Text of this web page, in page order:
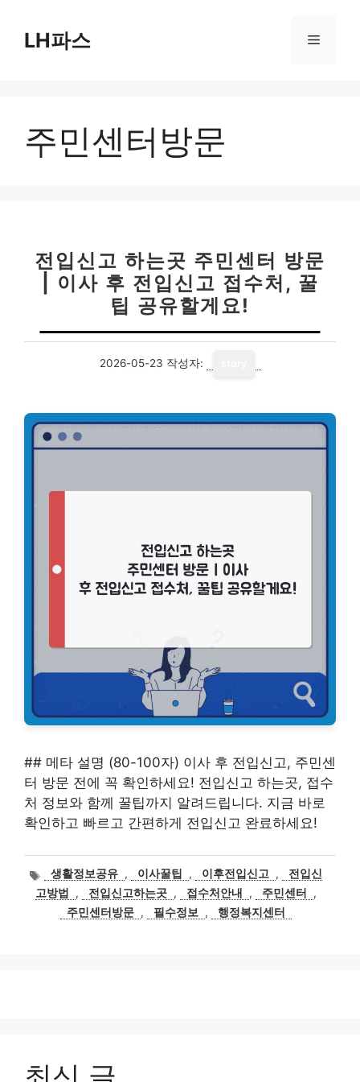
LH파스 메
주민센터방문
전입신고 하는곳 주민센터 방문
| 이사 후 전입신고 접수처, 꿀
팁 공유할게요!
2026-05-23 작성자:
## 메타 설명 (80-100자) 이사 후 전입신고, 주민센
터 방문 전에 꼭 확인하세요! 전입신고 하는곳, 접수
처 정보와 함께 꿀팁까지 알려드립니다. 지금 바로
확인하고 빠르고 간편하게 전입신고 완료하세요!
태
그
생활정보공유 , 이사꿀팁 , 이후전입신고 ,
전입신
고방법
, 전입신고하는곳 , 접수처안내 , 주민센터
,
주민센터방문 , 필수정보 , 행정복지센터